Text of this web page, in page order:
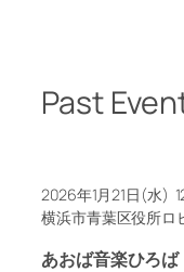
Past
2026年1月21日(水)
横浜市青葉区役所ロ
あおば音楽ひろば